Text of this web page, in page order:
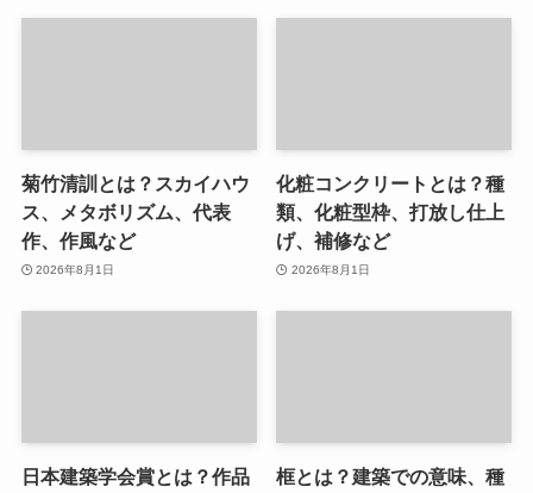
菊竹清訓とは？スカイハウ
ス、メタボリズム、代表
作、作風など
2026年8月1日
化粧コンクリートとは？種
類、化粧型枠、打放し仕上
げ、補修など
2026年8月1日
日本建築学会賞とは？作品
框とは？建築での意味、種